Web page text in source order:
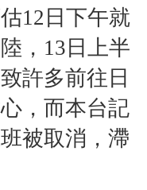
12日下午就
，13日上半
許多前往日
，而本台記
被取消，滯